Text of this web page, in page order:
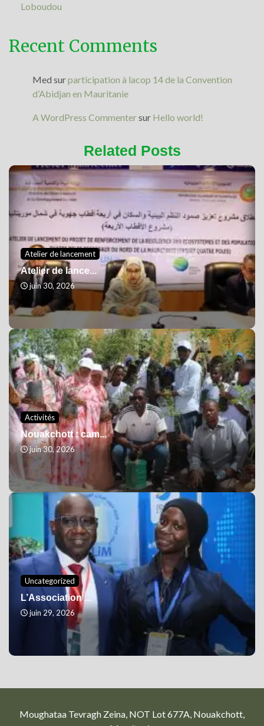
Loboudou
Recent Comments
Med surparticipation à lacop 14 de la Convention
d’Abidjan en Mauritanie
A WordPress Commentersur Hello world!
Related Posts
Atelier de lancement
Atelier de lance...
juin 30, 2026
Activités
Nouakchott : cam...
juin 30, 2026
Uncategorized
L’Association ...
juin 29, 2026
Moughataa Tevragh Zeina, NOT Lot 677A, Nouakchott,